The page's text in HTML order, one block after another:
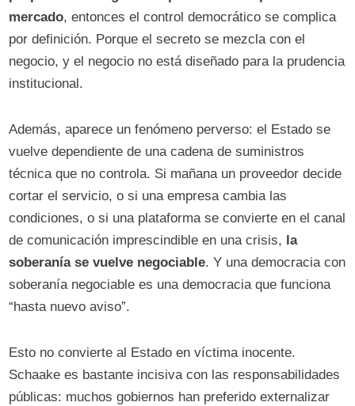
mercado, entonces el control democrático se complica
por definición. Porque el secreto se mezcla con el
negocio, y el negocio no está diseñado para la prudencia
institucional.
Además, aparece un fenómeno perverso: el Estado se
vuelve dependiente de una cadena de suministros
técnica que no controla. Si mañana un proveedor decide
cortar el servicio, o si una empresa cambia las
condiciones, o si una plataforma se convierte en el canal
de comunicación imprescindible en una crisis, la
soberanía se vuelve negociable. Y una democracia con
soberanía negociable es una democracia que funciona
“hasta nuevo aviso”.
Esto no convierte al Estado en víctima inocente.
Schaake es bastante incisiva con las responsabilidades
públicas: muchos gobiernos han preferido externalizar